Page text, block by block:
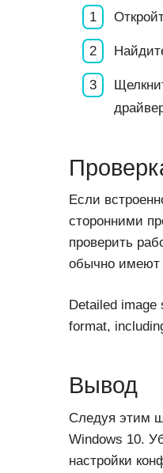
Если
сторонними
проверить
обычно имеют
Detailed image
format,
Вывод
Следуя этим
Windows 10.
настройки